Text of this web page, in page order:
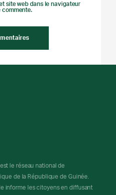
site web dans le navigateur
commente.
le réseau national de
de la République de Guinée.
informe les citoyens en diffusant